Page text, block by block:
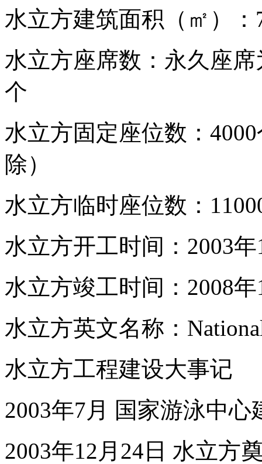
水立方建筑面积（㎡）：
水立方座席数：永久座
个
水立方固定座位数：
除）
水立方临时座位数：
水立方开工时间：2003年
水立方竣工时间：2008
水立方英文名称：
水立方工程建设大事记
2003年7月 国家游泳中
2003年12月24日 水立方